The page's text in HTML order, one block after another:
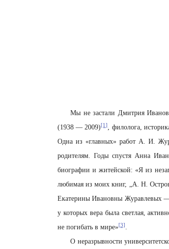
Мы не застали Дмитрия
(1938 — 2009)[1] , филолога,
Одна из «главных» работ А. И.
родителям. Годы спустя Анна
биографии и житейской: «Я из
любимая из моих книг, „А. Н.
Екатерины Ивановны Журавлевых
у которых вера была светлая,
не погибать в мире»[3] .
О неразрывности